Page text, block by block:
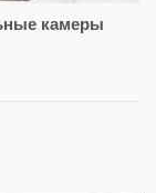
камеры